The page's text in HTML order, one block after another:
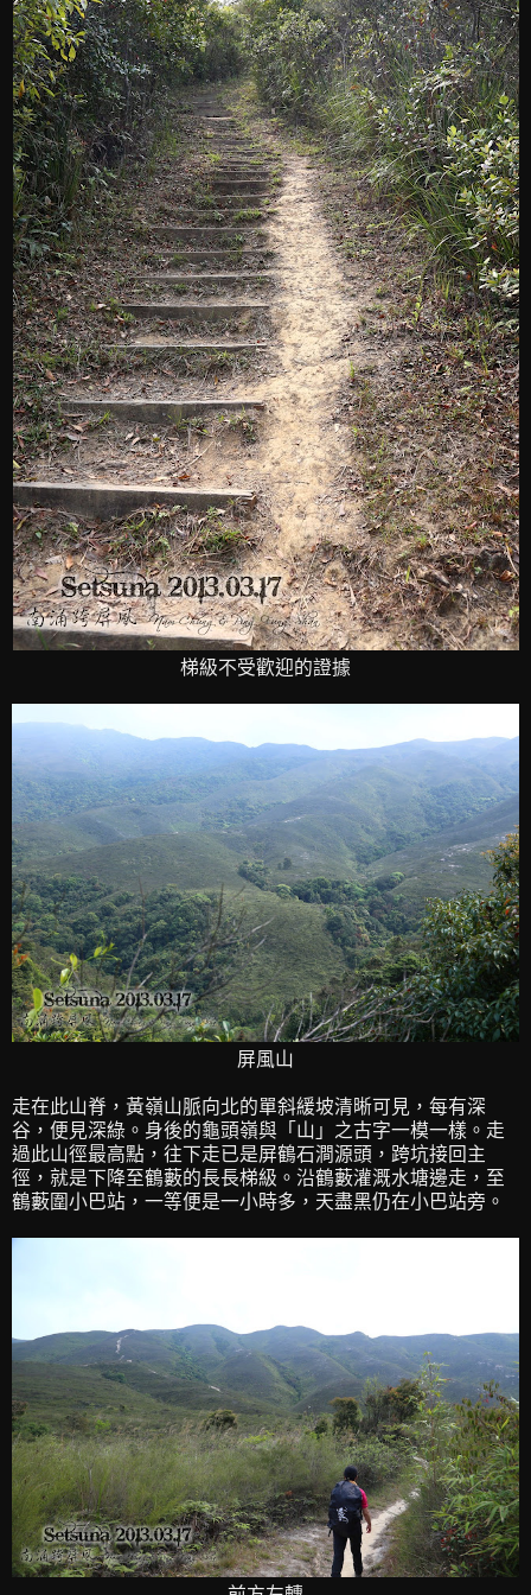
梯級不受歡迎的證據
屏風山
走在此山脊，黃嶺山脈向北的單斜緩坡清晰可見，每有深
谷，便見深綠。身後的龜頭嶺與「山」之古字一模一樣。走
過此山徑最高點，往下走已是屏鶴石澗源頭，跨坑接回主
徑，就是下降至鶴藪的長長梯級。沿鶴藪灌溉水塘邊走，至
鶴藪圍小巴站，一等便是一小時多，天盡黑仍在小巴站旁。